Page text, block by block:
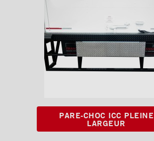
Pare-chocs ICC galvanisé
Pare-chocs ICC galvanisé
avec extension
Pare-chocs ICC « full loop »
galvanisé avec extension
Éclairages extérieur
PARE-CHOC ICC PLEINE
LARGEUR